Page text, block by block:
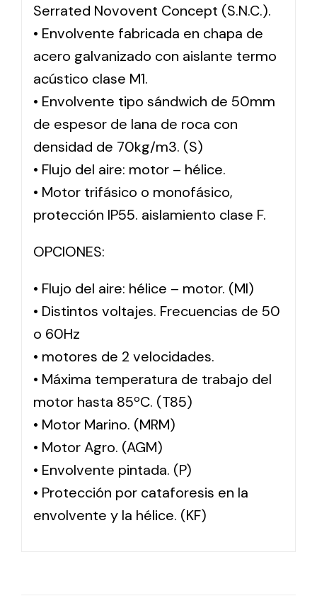
Serrated Novovent Concept (S.N.C.).
• Envolvente fabricada en chapa de
acero galvanizado con aislante termo
acústico clase M1.
• Envolvente tipo sándwich de 50mm
de espesor de lana de roca con
densidad de 70kg/m3. (S)
• Flujo del aire: motor – hélice.
• Motor trifásico o monofásico,
protección IP55. aislamiento clase F.
OPCIONES:
• Flujo del aire: hélice – motor. (MI)
• Distintos voltajes. Frecuencias de 50
o 60Hz
• motores de 2 velocidades.
• Máxima temperatura de trabajo del
motor hasta 85ºC. (T85)
• Motor Marino. (MRM)
• Motor Agro. (AGM)
• Envolvente pintada. (P)
• Protección por cataforesis en la
envolvente y la hélice. (KF)